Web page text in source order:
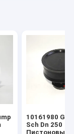
10161980 G
Sch Dn 250
Пистоновый